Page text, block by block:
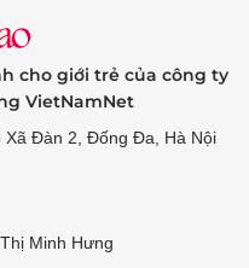
cho giới trẻ của công ty
VietNamNet
Xã Đàn 2, Đống Đa, Hà Nội
Minh Hưng